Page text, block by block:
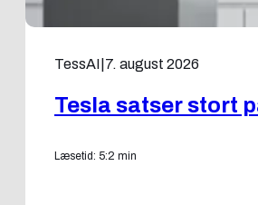
TessAI 7. august 2026
Tesla satser stort
Læsetid: 5:2 min